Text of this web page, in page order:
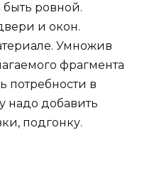
быть ровной.
и окон.
Умножив
фрагмента
потребности в
надо добавить
подгонку.